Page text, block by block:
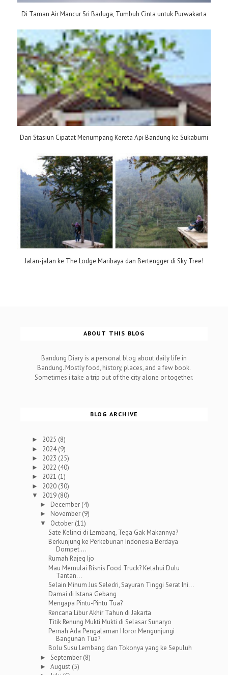
Di Taman Air Mancur Sri Baduga, Tumbuh Cinta untuk Purwakarta
Dari Stasiun Cipatat Menumpang Kereta Api Bandung ke Sukabumi
Jalan-jalan ke The Lodge Maribaya dan Bertengger di Sky Tree!
ABOUT THIS BLOG
Bandung Diary is a personal blog about daily life in
Bandung. Mostly food, history, places, and a few book.
Sometimes i take a trip out of the city alone or together.
BLOG ARCHIVE
► 2025 (8)
► 2024(9)
► 2023 (25)
► 2022 (40)
► 2021 (1)
► 2020 (30)
▼ 2019 (80)
► December (4)
► November (9)
▼ October (11)
Sate Kelinci di Lembang, Tega Gak Makannya?
Berkunjung ke Perkebunan Indonesia Berdaya
Dompet ...
Rumah Rajeg Ijo
Mau Memulai Bisnis Food Truck? Ketahui Dulu
Tantan...
Selain Minum Jus Seledri, Sayuran Tinggi Serat Ini...
Damai di Istana Gebang
Mengapa Pintu-Pintu Tua?
Rencana Libur Akhir Tahun di Jakarta
Titik Renung Mukti Mukti di Selasar Sunaryo
Pernah Ada Pengalaman Horor Mengunjungi
Bangunan Tua?
Bolu Susu Lembang dan Tokonya yang ke Sepuluh
► September (8)
►August (5)